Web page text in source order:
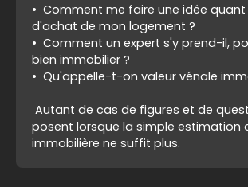
Comment me faire une idée quant
d'achat de mon logement ?
Comment un expert s'y prend-il,
bien immobilier ?
Qu'appelle-t-on valeur vénale
Autant de cas de figures et de
posent lorsque la simple estimation
immobilière ne suffit plus.